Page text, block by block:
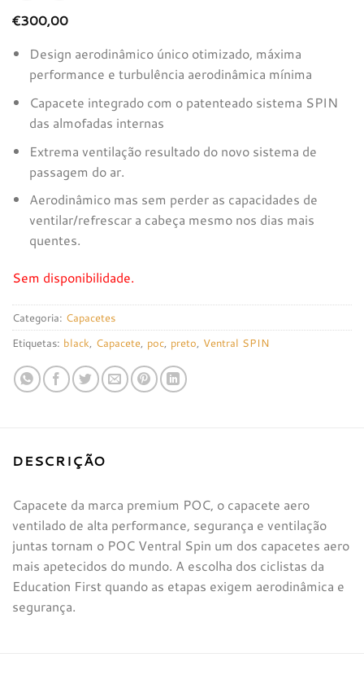
€300,00
Design aerodinâmico único otimizado, máxima
performance e turbulência aerodinâmica mínima
Capacete integrado com o patenteado sistema SPIN
das almofadas internas
Extrema ventilação resultado do novo sistema de
passagem do ar.
Aerodinâmico mas sem perder as capacidades de
ventilar/refrescar a cabeça mesmo nos dias mais
quentes.
Sem disponibilidade.
Categoria: Capacetes
Etiquetas: black, Capacete, poc, preto, Ventral SPIN
DESCRIÇÃO
Capacete da marca premium POC, o capacete aero
ventilado de alta performance, segurança e ventilação
juntas tornam o POC Ventral Spin um dos capacetes aero
mais apetecidos do mundo. A escolha dos ciclistas da
Education First quando as etapas exigem aerodinâmica e
segurança.